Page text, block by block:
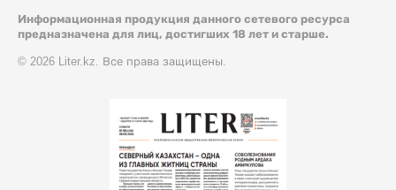
Информационная продукция данного сетевого ресурса
предназначена для лиц, достигших 18 лет и старше.
© 2026 Liter.kz. Все права защищены.